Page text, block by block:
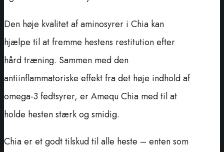
Den høje kvalitet af aminosyrer i Chia kan
hjælpe til at fremme hestens restitution efter
hård træning. Sammen med den
antiinflammatoriske effekt fra det høje indhold af
omega-3 fedtsyrer, er Amequ Chia med til at
holde hesten stærk og smidig.
Chia er et godt tilskud til alle heste – enten som